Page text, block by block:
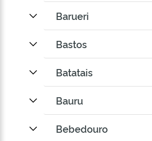
Barueri
Bastos
Batatais
Bauru
Bebedouro